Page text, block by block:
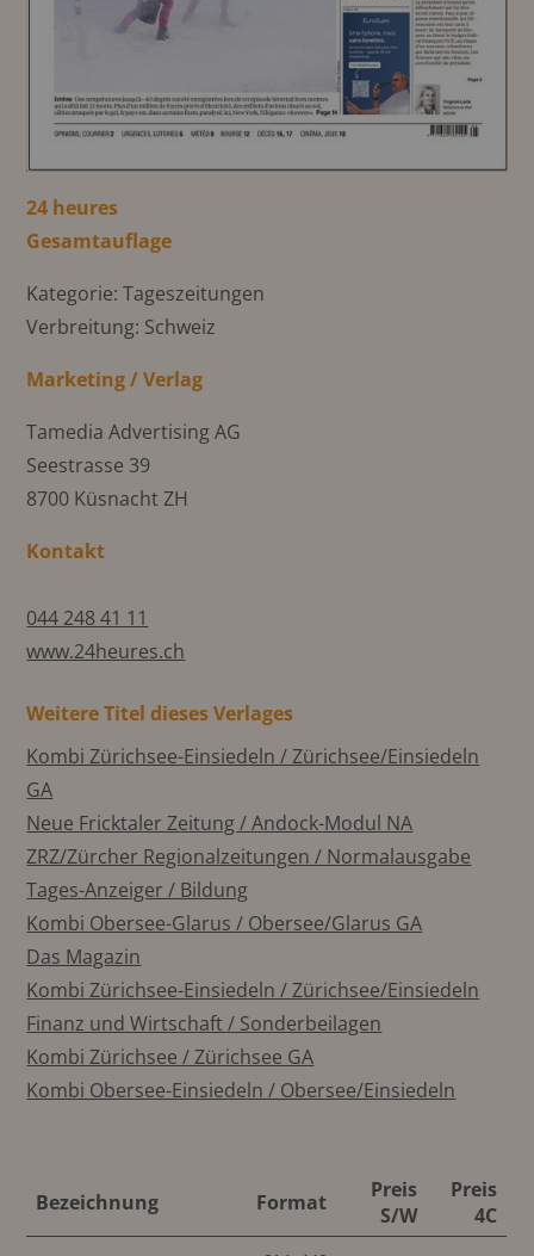
24 heures
Gesamtauflage
Kategorie: Tageszeitungen
Verbreitung: Schweiz
Marketing / Verlag
Tamedia Advertising AG
Seestrasse 39
8700 Küsnacht ZH
Kontakt
044 248 41 11
www.24heures.ch
Weitere Titel dieses Verlages
Kombi Zürichsee-Einsiedeln / Zürichsee/Einsiedeln
GA
Neue Fricktaler Zeitung / Andock-Modul NA
ZRZ/Zürcher Regionalzeitungen / Normalausgabe
Tages-Anzeiger / Bildung
Kombi Obersee-Glarus / Obersee/Glarus GA
Das Magazin
Kombi Zürichsee-Einsiedeln / Zürichsee/Einsiedeln
Finanz und Wirtschaft / Sonderbeilagen
Kombi Zürichsee / Zürichsee GA
Kombi Obersee-Einsiedeln / Obersee/Einsiedeln
Bezeichnung Format
Preis
S/W
Preis
4C